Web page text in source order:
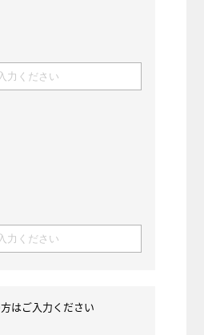
はご入力ください